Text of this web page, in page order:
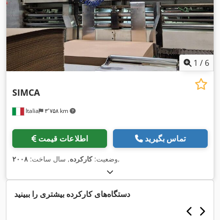
1 / 6
Italia ۳٬۷۵۸ km
SIMCA
اطلاعات قیمت تماس بگیرید
وضعیت:کارکرده, سال ساخت: ۲۰۰۸ ,
دستگاه‌های کارکرده بیشتری را ببینید